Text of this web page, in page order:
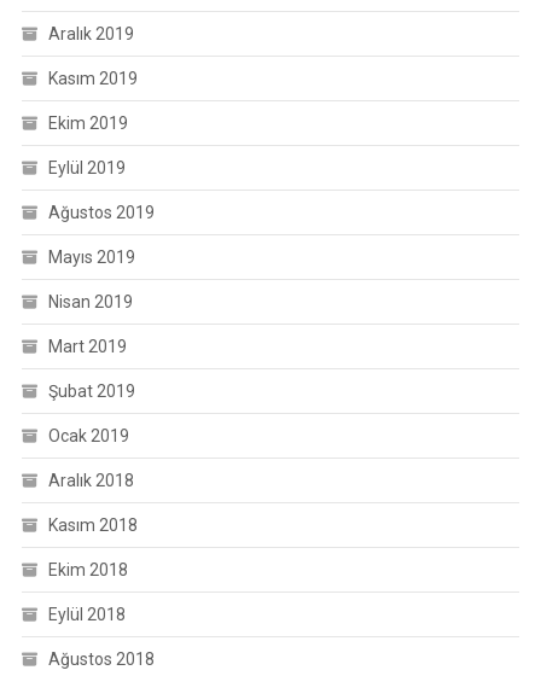
Aralık 2019
Kasım 2019
Ekim 2019
Eylül 2019
Ağustos 2019
Mayıs 2019
Nisan 2019
Mart 2019
Şubat 2019
Ocak 2019
Aralık 2018
Kasım 2018
Ekim 2018
Eylül 2018
Ağustos 2018